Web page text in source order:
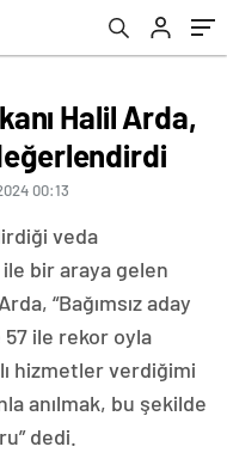
Halil Arda,
00:13
veda
ile bir araya gelen
“Bağımsız aday
ile rekor oyla
hizmetler verdiğimi
anılmak, bu şekilde
dedi.